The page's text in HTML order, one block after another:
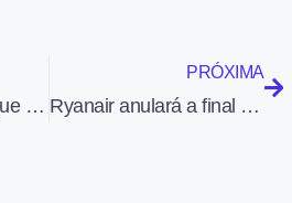
La EASA aprueba que el peso máximo al despegue del DA20-C1 sea de 800 kilos
PRÓXIMA
Ryanair anulará a final de mayo los vuelos que realiza desde Lleida